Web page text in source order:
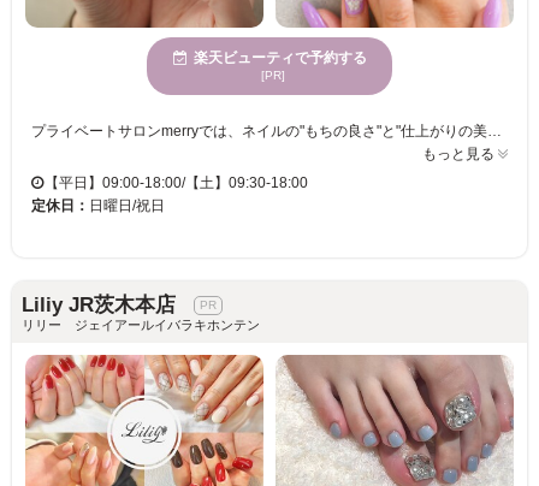
楽天ビューティで予約する
[PR]
もっと見る
【平日】09:00-18:00/【土】09:30-18:00
定休日： 日曜日/祝日
Liliy JR茨木本店
リリー ジェイアールイバラキホンテン